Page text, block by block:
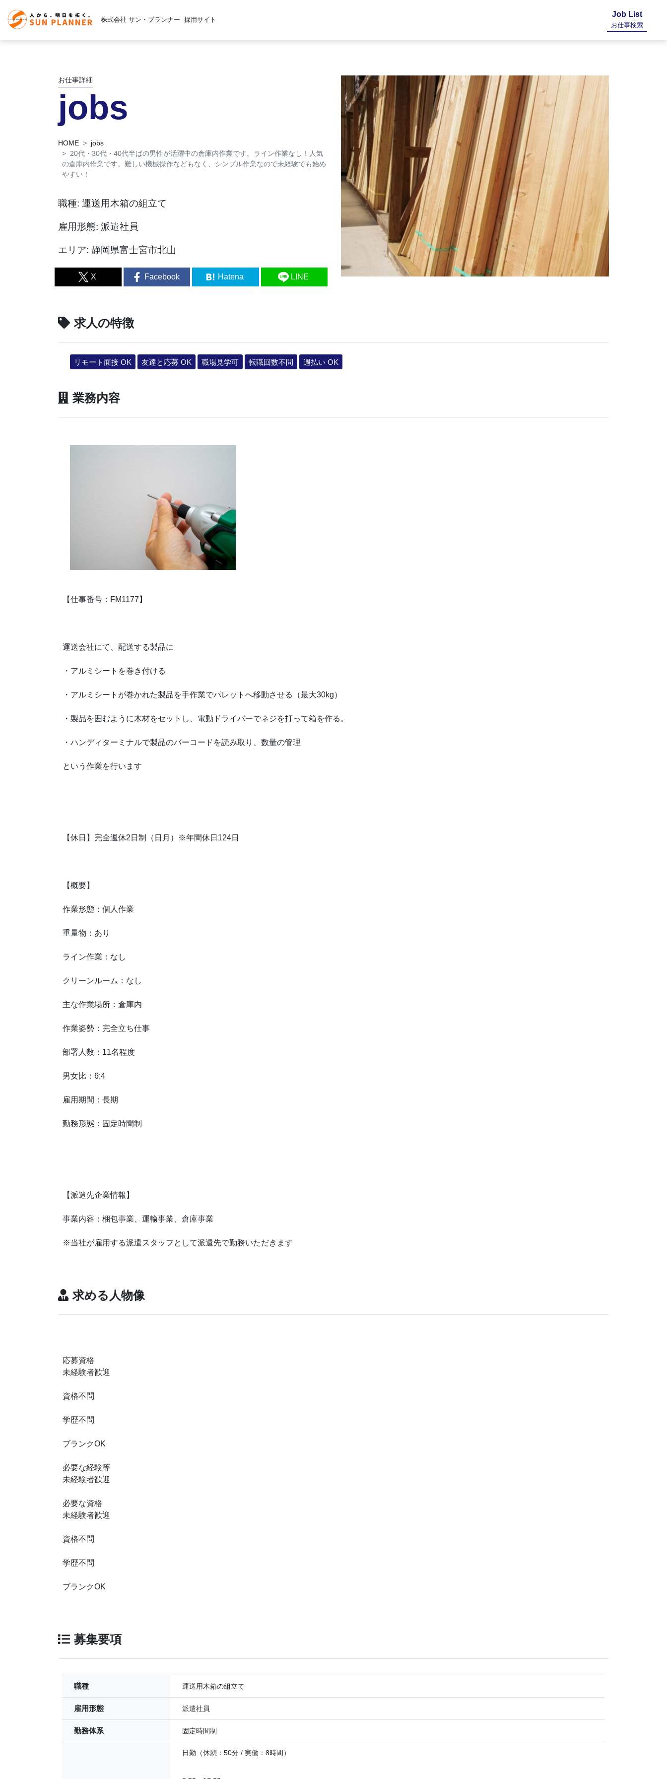
株式会社 サン・プランナー 採用サイト
Job List
お仕事検索
お仕事詳細
jobs
HOME
jobs
20代・30代・40代半ばの男性が活躍中の倉庫内作業です。ライン作業なし！人気
の倉庫内作業です。難しい機械操作などもなく、シンプル作業なので未経験でも始め
やすい！
職種: 運送用木箱の組立て
雇用形態: 派遣社員
エリア: 静岡県富士宮市北山
X Facebook Hatena LINE
求人の特徴
リモート面接 OK 友達と応募 OK 職場見学可 転職回数不問 週払い OK
業務内容
【仕事番号：FM1177】
運送会社にて、配送する製品に
・アルミシートを巻き付ける
・アルミシートが巻かれた製品を手作業でパレットへ移動させる（最大30kg）
・製品を囲むように木材をセットし、電動ドライバーでネジを打って箱を作る。
・ハンディターミナルで製品のバーコードを読み取り、数量の管理
という作業を行います
【休日】完全週休2日制（日月）※年間休日124日
【概要】
作業形態：個人作業
重量物：あり
ライン作業：なし
クリーンルーム：なし
主な作業場所：倉庫内
作業姿勢：完全立ち仕事
部署人数：11名程度
男女比：6:4
雇用期間：長期
勤務形態：固定時間制
【派遣先企業情報】
事業内容：梱包事業、運輸事業、倉庫事業
※当社が雇用する派遣スタッフとして派遣先で勤務いただきます
求める人物像
応募資格
未経験者歓迎
資格不問
学歴不問
ブランクOK
必要な経験等
未経験者歓迎
必要な資格
未経験者歓迎
資格不問
学歴不問
ブランクOK
募集要項
職種 運送用木箱の組立て
雇用形態 派遣社員
勤務体系 固定時間制
日勤（休憩：50分 / 実働：8時間）